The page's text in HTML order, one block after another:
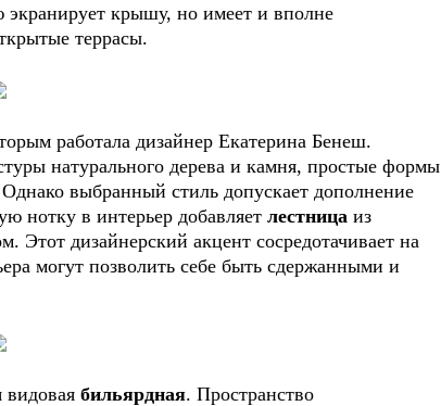
крышу, но имеет и вполне
террасы.
работала дизайнер Екатерина Бенеш.
натурального дерева и камня, простые формы
выбранный стиль допускает дополнение
нотку в интерьер добавляет лестница из
Этот дизайнерский акцент сосредотачивает на
могут позволить себе быть сдержанными и
видовая бильярдная. Пространство